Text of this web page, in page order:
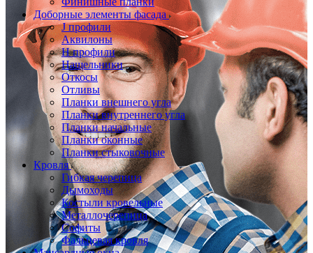
Доборные элементы фасада
J профили
Аквилоны
Н профили
Нащельники
Откосы
Отливы
Планки внешнего угла
Планки внутреннего угла
Планки начальные
Планки оконные
Планки стыковочные
Кровля
Гибкая черепица
Дымоходы
Костыли кровельные
Металлочерепица
Софиты
Фальцевая кровля